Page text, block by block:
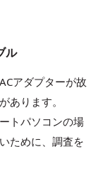
ル
アダプターが故
あります。
トパソコンの場
ために、調査を